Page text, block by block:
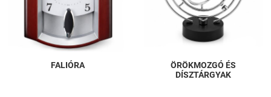
FALIÓRA
ÖRÖKMOZGÓ ÉS
DÍSZTÁRGYAK